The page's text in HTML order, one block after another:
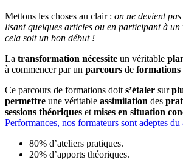
Mettons les choses au clair : on ne devient
lisant quelques articles ou en participant à
cela soit un bon début !
La transformation nécessite un véritable
à commencer par un parcours de formations
Ce parcours de formations doit s’étaler sur
permettre une véritable assimilation des
sessions théoriques et mises en situation
Performances, nos formateurs sont adeptes du
80% d’ateliers pratiques.
20% d’apports théoriques.